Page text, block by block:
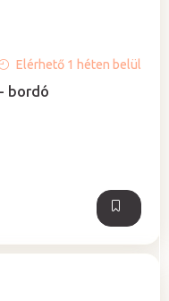
bordó
Elérhető 1 héten belül